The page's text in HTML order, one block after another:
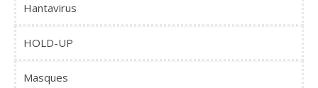
Hantavirus
HOLD-UP
Masques